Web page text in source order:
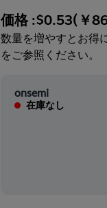
価格 :$0.53(￥
数量を増やすとお得
をご参照ください。
onsemi
在庫なし